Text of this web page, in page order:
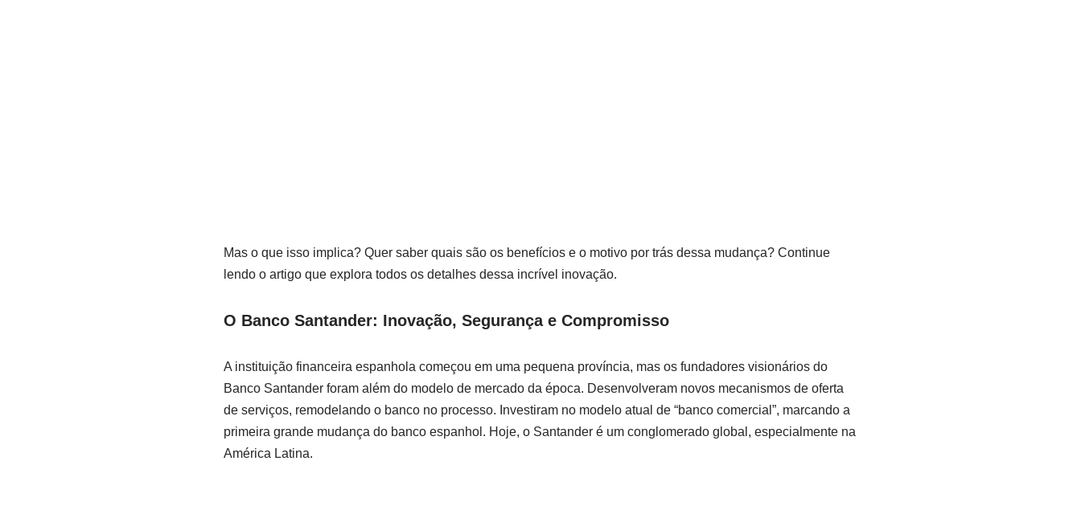
Mas o que isso implica? Quer saber quais são os benefícios e o motivo por trás dessa mudança? Continue
lendo o artigo que explora todos os detalhes dessa incrível inovação.
O Banco Santander: Inovação, Segurança e Compromisso
A instituição financeira espanhola começou em uma pequena província, mas os fundadores visionários do
Banco Santander foram além do modelo de mercado da época. Desenvolveram novos mecanismos de oferta
de serviços, remodelando o banco no processo. Investiram no modelo atual de “banco comercial”, marcando a
primeira grande mudança do banco espanhol. Hoje, o Santander é um conglomerado global, especialmente na
América Latina.